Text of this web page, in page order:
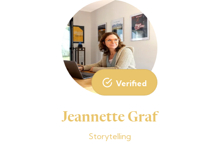
Verified
Jeannette Graf
Storytelling